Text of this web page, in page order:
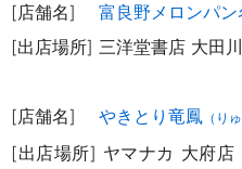
[店舗名] 富良野メロンパン
[出店場所] 三洋堂書店 大田
[店舗名] やきとり竜鳳 （り
[出店場所] ヤマナカ 大府店